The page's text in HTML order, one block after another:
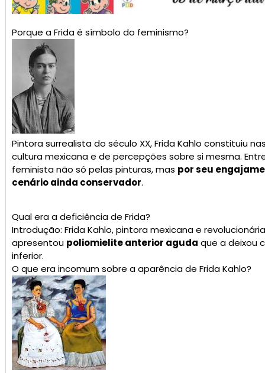
Porque a Frida é símbolo do feminismo?
Pintora surrealista do século XX, Frida Kahlo constituiu
cultura mexicana e de percepções sobre si mesma.
feminista não só pelas pinturas, mas por seu
cenário ainda conservador.
Qual era a deficiência de Frida?
Introdução: Frida Kahlo, pintora mexicana e
apresentou poliomielite anterior aguda que a deixou
inferior.
O que era incomum sobre a aparência de Frida Kahlo?